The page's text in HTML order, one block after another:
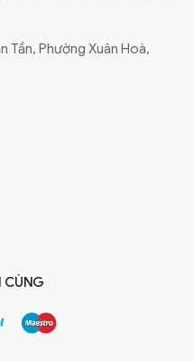
Tần, Phường Xuân Hoà,
CÙNG